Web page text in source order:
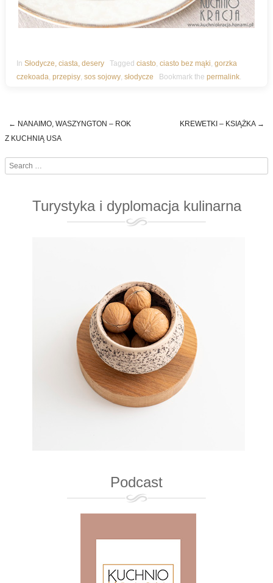
In Słodycze, ciasta, desery Tagged ciasto, ciasto bez mąki, gorzka
czekoada, przepisy, sos sojowy, słodycze Bookmark the permalink.
Post navigation
← NANAIMO, WASZYNGTON – ROK
Z KUCHNIĄ USA
KREWETKI – KSIĄŻKA →
Search
Turystyka i dyplomacja kulinarna
Podcast